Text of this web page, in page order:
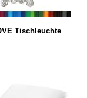
Tischleuchte